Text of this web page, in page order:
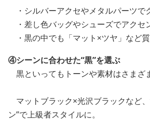
・シルバーアクセやメタルパーツで
・差し色バッグやシューズでアクセ
・黒の中でも「マット×ツヤ」など
④シーンに合わせた“黒”を選ぶ
黒といってもトーンや素材はさまざ
マットブラック×光沢ブラックなど
ン”で上級者スタイルに。